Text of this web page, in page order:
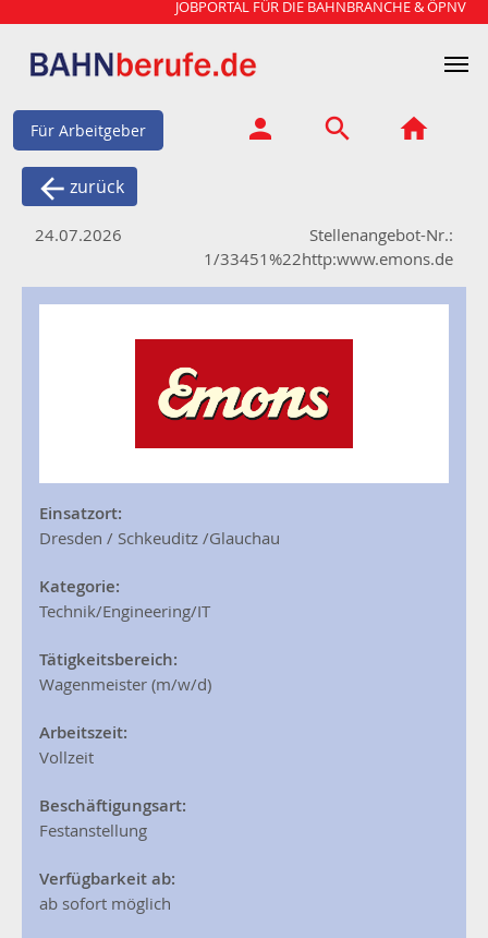
JOBPORTAL FÜR DIE BAHNBRANCHE & ÖPNV
Für Arbeitgeber
zurück
24.07.2026
Stellenangebot-Nr.:
1/33451%22http:www.emons.de
Einsatzort:
Dresden / Schkeuditz /Glauchau
Kategorie:
Technik/Engineering/IT
Tätigkeitsbereich:
Wagenmeister (m/w/d)
Arbeitszeit:
Vollzeit
Beschäftigungsart:
Festanstellung
Verfügbarkeit ab:
ab sofort möglich